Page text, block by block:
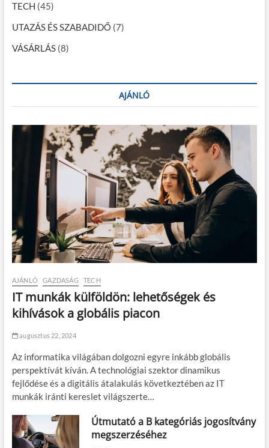
TECH (45)
UTAZÁS ÉS SZABADIDŐ (7)
VÁSÁRLÁS(8)
AJÁNLÓ
AJÁNLÓ GAZDASÁG TECH
IT munkák külföldön: lehetőségek és
kihívások a globális piacon
augusztus 22, 2024
Az informatika világában dolgozni egyre inkább globális
perspektívát kíván. A technológiai szektor dinamikus
fejlődése és a digitális átalakulás következtében az IT
munkák iránti kereslet világszerte…
Útmutató a B kategóriás jogosítvány
megszerzéséhez